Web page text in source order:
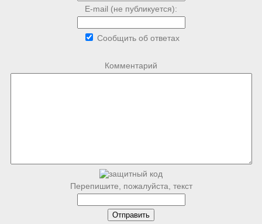
E-mail (не публикуется):
Сообщить об ответах
Комментарий
Перепишите, пожалуйста, текст